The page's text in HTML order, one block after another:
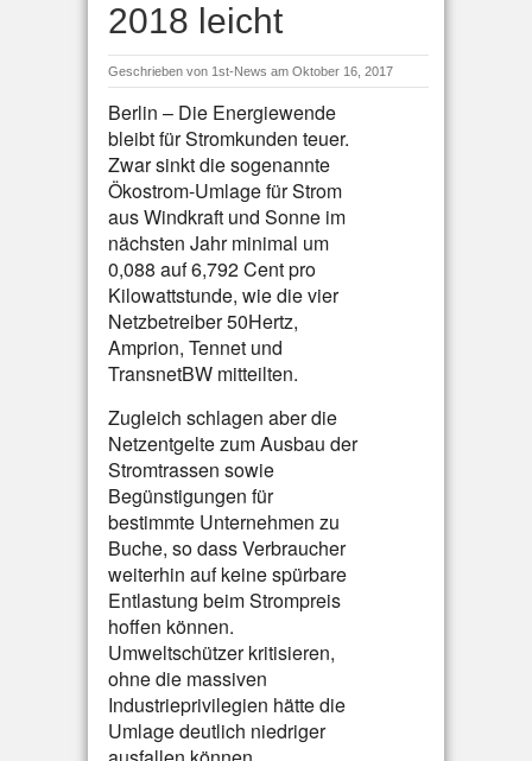
2018 leicht
Geschrieben von 1st-News am Oktober 16, 2017
Berlin – Die Energiewende
bleibt für Stromkunden teuer.
Zwar sinkt die sogenannte
Ökostrom-Umlage für Strom
aus Windkraft und Sonne im
nächsten Jahr minimal um
0,088 auf 6,792 Cent pro
Kilowattstunde, wie die vier
Netzbetreiber 50Hertz,
Amprion, Tennet und
TransnetBW mitteilten.
Zugleich schlagen aber die
Netzentgelte zum Ausbau der
Stromtrassen sowie
Begünstigungen für
bestimmte Unternehmen zu
Buche, so dass Verbraucher
weiterhin auf keine spürbare
Entlastung beim Strompreis
hoffen können.
Umweltschützer kritisieren,
ohne die massiven
Industrieprivilegien hätte die
Umlage deutlich niedriger